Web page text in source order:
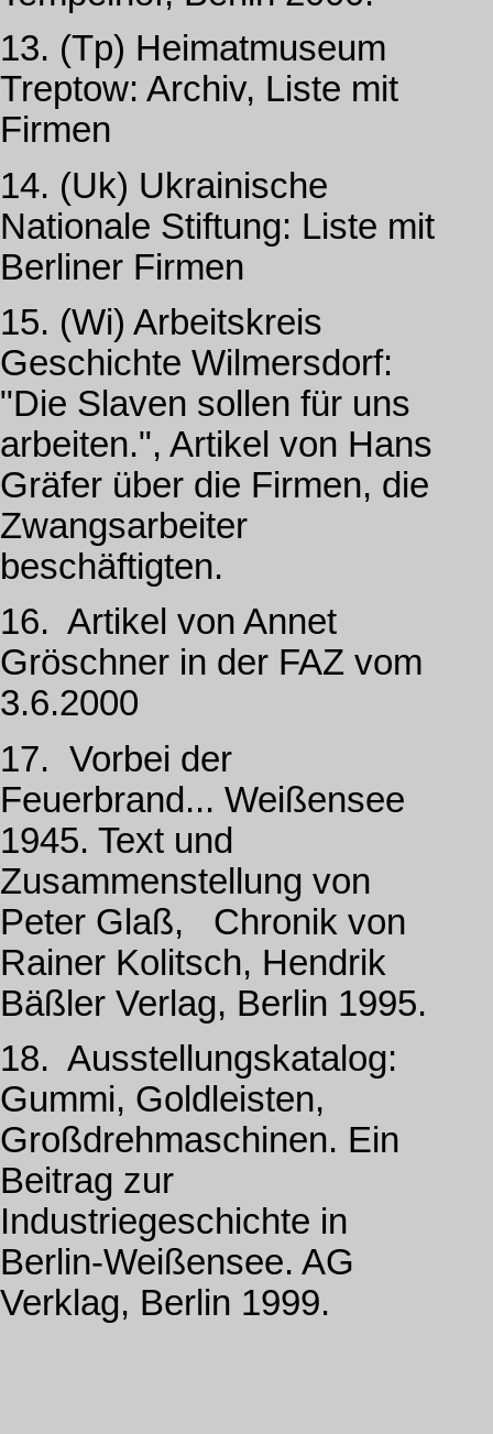
13. (Tp) Heimatmuseum
Treptow: Archiv, Liste mit
Firmen
14. (Uk) Ukrainische
Nationale Stiftung: Liste mit
Berliner Firmen
15. (Wi) Arbeitskreis
Geschichte Wilmersdorf:
"Die Slaven sollen für uns
arbeiten.", Artikel von Hans
Gräfer über die Firmen, die
Zwangsarbeiter
beschäftigten.
16. Artikel von Annet
Gröschner in der FAZ vom
3.6.2000
17. Vorbei der
Feuerbrand... Weißensee
1945. Text und
Zusammenstellung von
Peter Glaß, Chronik von
Rainer Kolitsch, Hendrik
Bäßler Verlag, Berlin 1995.
18. Ausstellungskatalog:
Gummi, Goldleisten,
Großdrehmaschinen. Ein
Beitrag zur
Industriegeschichte in
Berlin-Weißensee. AG
Verklag, Berlin 1999.